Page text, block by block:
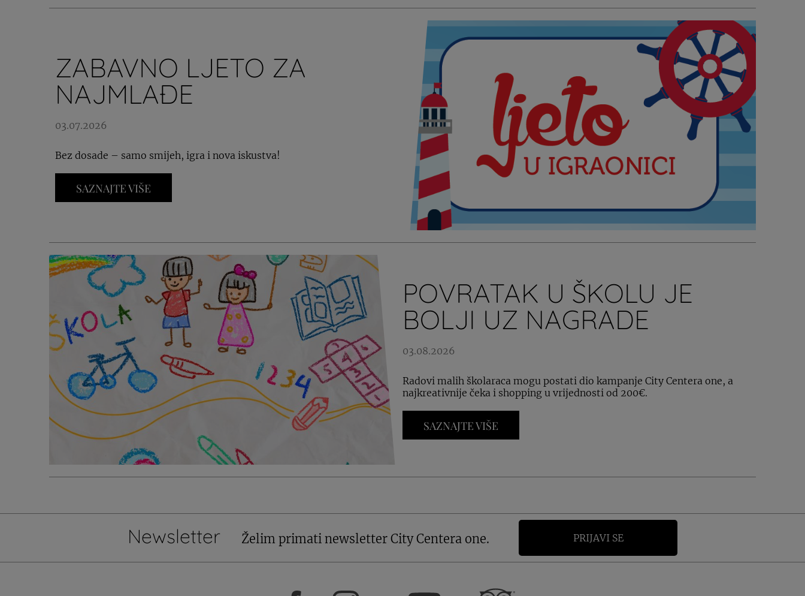
ZABAVNO LJETO ZA
NAJMLAĐE
03.07.2026
Bez dosade – samo smijeh, igra i nova iskustva!
SAZNAJTE VIŠE
POVRATAK U ŠKOLU JE
BOLJI UZ NAGRADE
03.08.2026
Radovi malih školaraca mogu postati dio kampanje City Centera one, a
najkreativnije čeka i shopping u vrijednosti od 200€.
SAZNAJTE VIŠE
Newsletter Želim primati newsletter City Centera one. PRIJAVI SE